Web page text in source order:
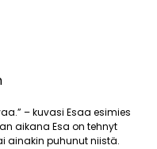
– kuvasi Esaa esimies
aikana Esa on tehnyt
ainakin puhunut niistä.